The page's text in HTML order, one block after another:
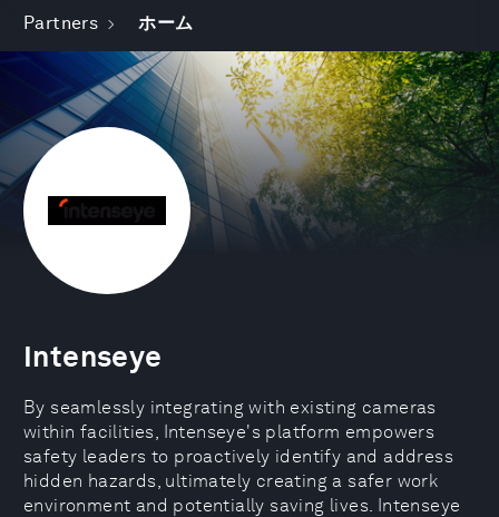
Partners ホーム
Intenseye
By seamlessly integrating with existing cameras
within facilities, Intenseye's platform empowers
safety leaders to proactively identify and address
hidden hazards, ultimately creating a safer work
environment and potentially saving lives. Intenseye